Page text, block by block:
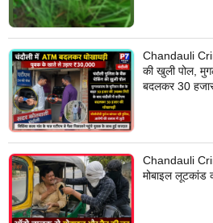
Chandauli
की खुली पोल,
बदलकर 30
Chandauli
मोबाइल लूटकांड